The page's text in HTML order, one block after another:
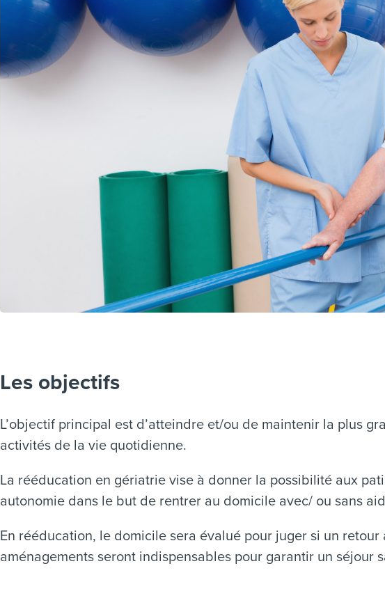
Les objectifs
L’objectif principal est d’atteindre et/ou de maintenir la plus
activités de la vie quotidienne.
La rééducation en gériatrie vise à donner la possibilité aux
autonomie dans le but de rentrer au domicile avec/ ou sans
En rééducation, le domicile sera évalué pour juger si un
aménagements seront indispensables pour garantir un séjour